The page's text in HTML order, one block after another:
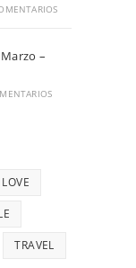
–
LOVE
TRAVEL